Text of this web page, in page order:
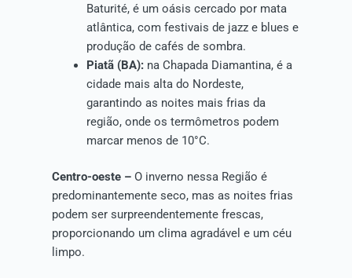
Baturité, é um oásis cercado por mata
atlântica, com festivais de jazz e blues e
produção de cafés de sombra.
Piatã (BA):na Chapada Diamantina, é a
cidade mais alta do Nordeste,
garantindo as noites mais frias da
região, onde os termômetros podem
marcar menos de 10°C.
Centro-oeste – O inverno nessa Região é
predominantemente seco, mas as noites frias
podem ser surpreendentemente frescas,
proporcionando um clima agradável e um céu
limpo.